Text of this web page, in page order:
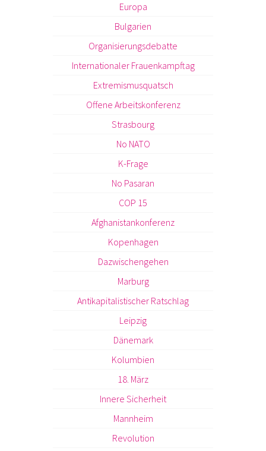
Europa
Bulgarien
Organisierungsdebatte
Internationaler Frauenkampftag
Extremismusquatsch
Offene Arbeitskonferenz
Strasbourg
No NATO
K-Frage
No Pasaran
COP 15
Afghanistankonferenz
Kopenhagen
Dazwischengehen
Marburg
Antikapitalistischer Ratschlag
Leipzig
Dänemark
Kolumbien
18. März
Innere Sicherheit
Mannheim
Revolution